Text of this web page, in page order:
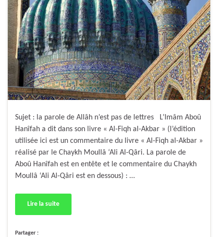
Sujet : la parole de Allâh n’est pas de lettres L’Imâm Aboû
Hanîfah a dit dans son livre « Al-Fiqh al-Akbar » (l’édition
utilisée ici est un commentaire du livre « Al-Fiqh al-Akbar »
réalisé par le Chaykh Moullâ ‘Ali Al-Qâri. La parole de
Aboû Hanîfah est en entête et le commentaire du Chaykh
Moullâ ‘Ali Al-Qâri est en dessous) : …
Lire la suite
Partager :